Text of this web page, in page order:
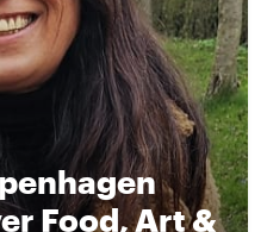
Food, Art &